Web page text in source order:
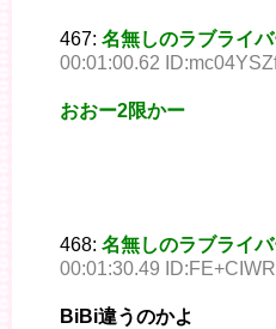
467: 名無しのラブライ
00:01:00.62
おおー2限かー
468: 名無しのラブライ
00:01:30.49
BiBi違うのかよ